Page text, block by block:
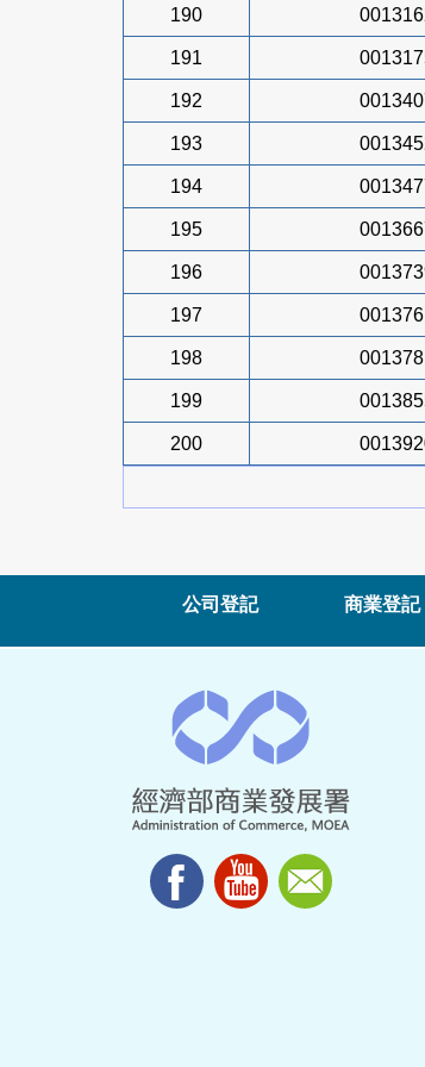
190
191
192
193
194
195
196
197
198
199
200
公司登記 商業登記